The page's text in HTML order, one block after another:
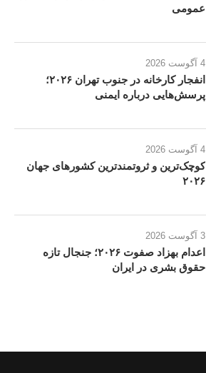
عمومی
4 آگوست 2026
انفجار کارخانه در جنوب تهران ۲۰۲۶؛
پرسش‌هایی درباره ایمنی
4 آگوست 2026
کوچک‌ترین و ثروتمندترین کشورهای جهان
۲۰۲۶
3 آگوست 2026
اعدام بهزاد صفوت ۲۰۲۶؛ جنجال تازه
حقوق بشری در ایران